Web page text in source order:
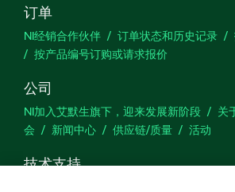
订单
NI经销合作伙伴 订单状态和历史记录
按产品编号订购或请求报价
公司
NI加入艾默生旗下，迎来发展新阶段 关
会
新闻中心 供应链/质量 活动
技术支持